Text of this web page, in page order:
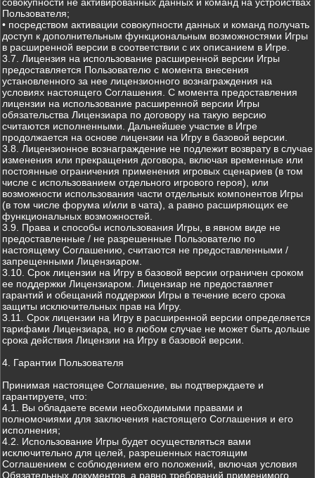
Пользователя;
• посредством активации совокупности данных и команд получать
доступ к дополнительным функциональным возможностями Игры
в расширенной версии в соответствии с их описанием в Игре.
3.7. Лицензия на использование расширенной версии Игры
предоставляется Пользователю с момента внесения
установленного за нее лицензионного вознаграждения на
условиях настоящего Соглашения. С момента предоставления
лицензии на использование расширенной версии Игры
обязательства Лицензиара по договору на такую версию
считаются исполненными. Дальнейшее участие в Игре
продолжается на основе лицензии на Игру в базовой версии.
3.8. Лицензионное вознаграждение не подлежит возврату в случае
изменения или прекращения договора, включая временные или
постоянные ограничения применения игровых сценариев (в том
числе с использованием отдельного игрового героя), или
возможности использования части отдельных компонентов Игры
(в том числе форума и/или в чата), а равно расширяющих ее
функциональных возможностей.
3.9. Права и способы использования Игры, в явном виде не
предоставленные / не разрешенные Пользователю по
настоящему Соглашению, считаются не предоставленными /
запрещенными Лицензиаром.
3.10. Срок лицензии на Игру в базовой версии ограничен сроком
ее поддержки Лицензиаром. Лицензиар не предоставляет
гарантий и обещаний поддержки Игры в течение всего срока
защиты исключительных прав на Игру.
3.11. Срок лицензии на Игру в расширенной версии определяется
тарифами Лицензиара, но в любом случае не может быть дольше
срока действия Лицензии на Игру в базовой версии.
4. Гарантии Пользователя
Принимая настоящее Соглашение, вы подтверждаете и
гарантируете, что:
4.1. Вы обладаете всеми необходимыми правами и
полномочиями для заключения настоящего Соглашения и его
исполнения;
4.2. Использование Игры будет осуществляться вами
исключительно для целей, разрешенных настоящим
Соглашением с соблюдением его положений, включая условия
Обязательных документов, а равно требований применимого